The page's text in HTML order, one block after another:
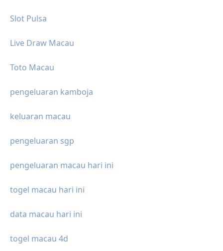
Slot Pulsa
Live Draw Macau
Toto Macau
pengeluaran kamboja
keluaran macau
pengeluaran sgp
pengeluaran macau hari ini
togel macau hari ini
data macau hari ini
togel macau 4d